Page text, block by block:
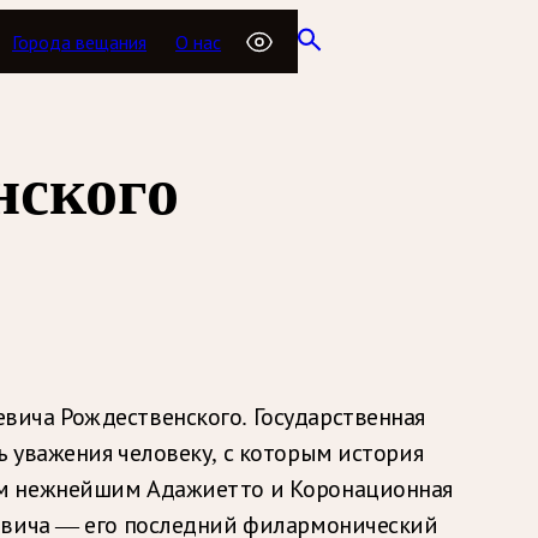
Города вещания О нас
Рождественского. Государственная
человеку, с которым история
нежнейшим Адажиетто и Коронационная
— его последний филармонический